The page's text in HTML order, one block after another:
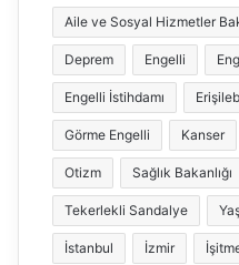
Aile ve Sosyal Hizmetler
Deprem Engelli
Engelli İstihdamı
Görme Engelli Kanser
Otizm Sağlık Bakanlığı
Tekerlekli Sandalye
İstanbul İzmir